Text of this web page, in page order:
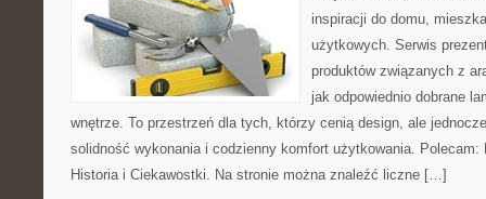
inspiracji do domu,
użytkowych. Serwis
produktów związanych z
jak odpowiednio dobrane
wnętrze. To przestrzeń dla tych, którzy cenią design, ale
solidność wykonania i codzienny komfort użytkowania. Polecam:
Historia i Ciekawostki. Na stronie można znaleźć liczne […]